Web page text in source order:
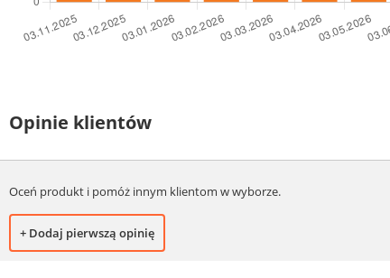
Opinie klientów
Oceń produkt i pomóż innym klientom w wyborze.
+ Dodaj pierwszą opinię